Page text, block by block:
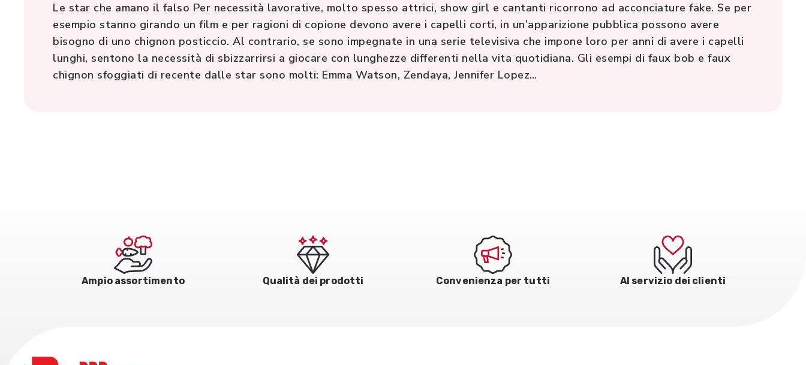
Le star che amano il falso Per necessità lavorative, molto spesso attrici, show girl e cantanti ricorrono ad acconciature fake. Se per
esempio stanno girando un film e per ragioni di copione devono avere i capelli corti, in un’apparizione pubblica possono avere
bisogno di uno chignon posticcio. Al contrario, se sono impegnate in una serie televisiva che impone loro per anni di avere i capelli
lunghi, sentono la necessità di sbizzarrirsi a giocare con lunghezze differenti nella vita quotidiana. Gli esempi di faux bob e faux
chignon sfoggiati di recente dalle star sono molti: Emma Watson, Zendaya, Jennifer Lopez…
Ampio assortimento Qualità dei prodotti Convenienza per tutti Al servizio dei clienti